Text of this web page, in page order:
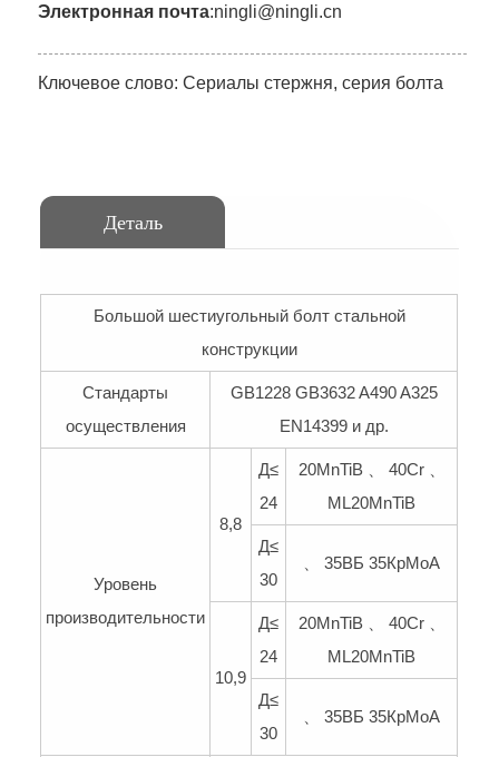
Электронная почта:ningli@ningli.cn
Ключевое слово: Сериалы стержня, серия болта
Деталь
Большой шестиугольный болт стальной
конструкции
Стандарты
осуществления
GB1228 GB3632 A490 A325
EN14399 и др.
Уровень
производительности
8,8
Д≤
24
20MnTiB 、 40Cr 、
ML20MnTiB
Д≤
30
、 35ВБ 35КрМоА
10,9
Д≤
24
20MnTiB 、 40Cr 、
ML20MnTiB
Д≤
30
、 35ВБ 35КрМоА